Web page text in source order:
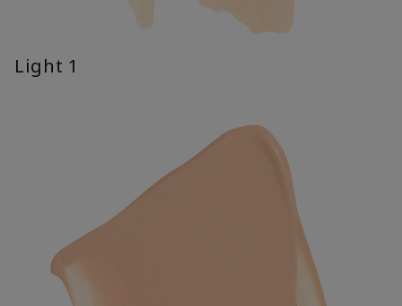
Light 1